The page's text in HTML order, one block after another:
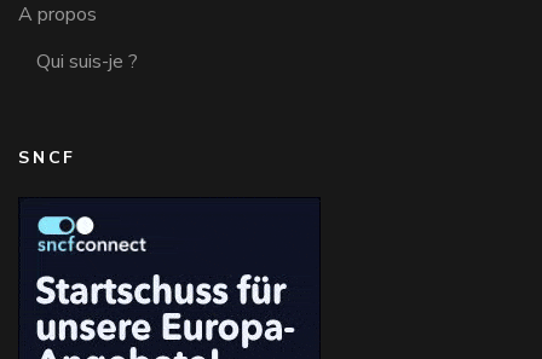
A propos
Qui suis-je ?
SNCF